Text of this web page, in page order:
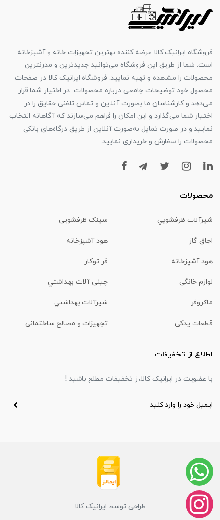
فروشگاه ایرانیک کالا عرضه کننده بهترین تجهیزات خانه و آشپزخانه
است. شما از طریق این فروشگاه می‌توانید جدیدترین و مدرنترین
محصولات را مشاهده و تهیه نمایید. فروشگاه ایرانیک کالا در صفحات
محصول خود توضیحات جامعی درباره محصولات در اختیار شما قرار
می‌دهد و کارشناسان ما بصورت آنلاین و تماس تلفنی حقایق را در
اختیار شما می‌گذارد و این امکان را فراهم می‌سازند که آگاهانه انتخاب
نمایید و در صورت تمایل به‌صورت آنلاین از طریق درگاه‌های بانکی
محصولات را سفارش و خریداری نمایید.
محصولات
شیرآلات ظرفشويي سینک ظرفشویی
اجاق گاز هود آشپزخانه
هود آشپزخانه فر توکار
لوازم خانگی چینی آلات بهداشتي
ماكروفر شیرآلات بهداشتي
قطعات یدکی تجهیزات و مصالح ساختمانی
اطلاع از تخفیفات
با عضویت در ایرانیک کالا،از تخفیفات مطلع باشید !
طراحی توسط ایرانیک کالا